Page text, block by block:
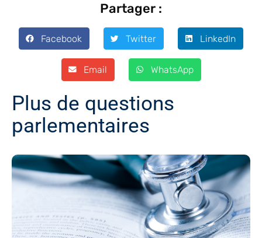
Partager :
Facebook Twitter LinkedIn
Email WhatsApp
Plus de questions
parlementaires